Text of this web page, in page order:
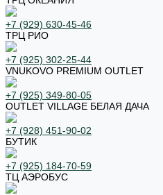
+7 (929) 630-45-46
ТРЦ РИО
+7 (925) 302-25-44
VNUKOVO PREMIUM OUTLET
+7 (925) 349-80-05
OUTLET VILLAGE БЕЛАЯ ДАЧА
+7 (928) 451-90-02
БУТИК
+7 (925) 184-70-59
ТЦ АЭРОБУС